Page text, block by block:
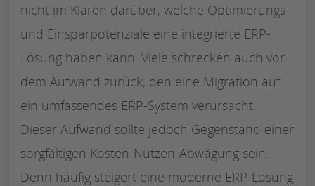
nicht im Klaren darüber, welche Optimierungs-
und Einsparpotenziale eine integrierte ERP-
Lösung haben kann. Viele schrecken auch vor
dem Aufwand zurück, den eine Migration auf
ein umfassendes ERP-System verursacht.
Dieser Aufwand sollte jedoch Gegenstand einer
sorgfältigen Kosten-Nutzen-Abwägung sein.
Denn häufig steigert eine moderne ERP-Lösung